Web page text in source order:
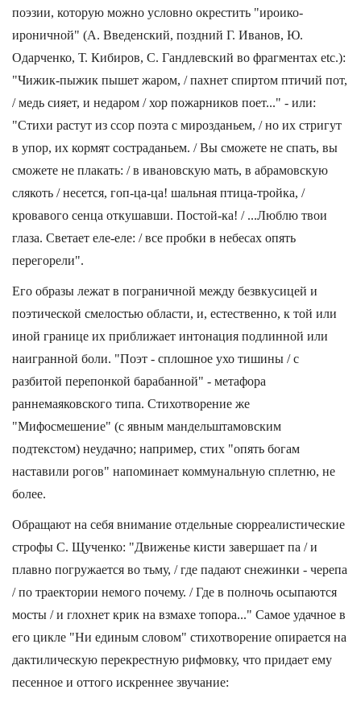
поэзии, которую можно условно окрестить "ироико-
ироничной" (А. Введенский, поздний Г. Иванов, Ю.
Одарченко, Т. Кибиров, С. Гандлевский во фрагментах etc.):
"Чижик-пыжик пышет жаром, / пахнет спиртом птичий пот,
/ медь сияет, и недаром / хор пожарников поет..." - или:
"Стихи растут из ссор поэта с мирозданьем, / но их стригут
в упор, их кормят состраданьем. / Вы сможете не спать, вы
сможете не плакать: / в ивановскую мать, в абрамовскую
слякоть / несется, гоп-ца-ца! шальная птица-тройка, /
кровавого сенца откушавши. Постой-ка! / ...Люблю твои
глаза. Светает еле-еле: / все пробки в небесах опять
перегорели".
Его образы лежат в пограничной между безвкусицей и
поэтической смелостью области, и, естественно, к той или
иной границе их приближает интонация подлинной или
наигранной боли. "Поэт - сплошное ухо тишины / с
разбитой перепонкой барабанной" - метафора
раннемаяковского типа. Стихотворение же
"Мифосмешение" (с явным мандельштамовским
подтекстом) неудачно; например, стих "опять богам
наставили рогов" напоминает коммунальную сплетню, не
более.
Обращают на себя внимание отдельные сюрреалистические
строфы С. Щученко: "Движенье кисти завершает па / и
плавно погружается во тьму, / где падают снежинки - черепа
/ по траектории немого почему. / Где в полночь осыпаются
мосты / и глохнет крик на взмахе топора..." Самое удачное в
его цикле "Ни единым словом" стихотворение опирается на
дактилическую перекрестную рифмовку, что придает ему
песенное и оттого искреннее звучание: